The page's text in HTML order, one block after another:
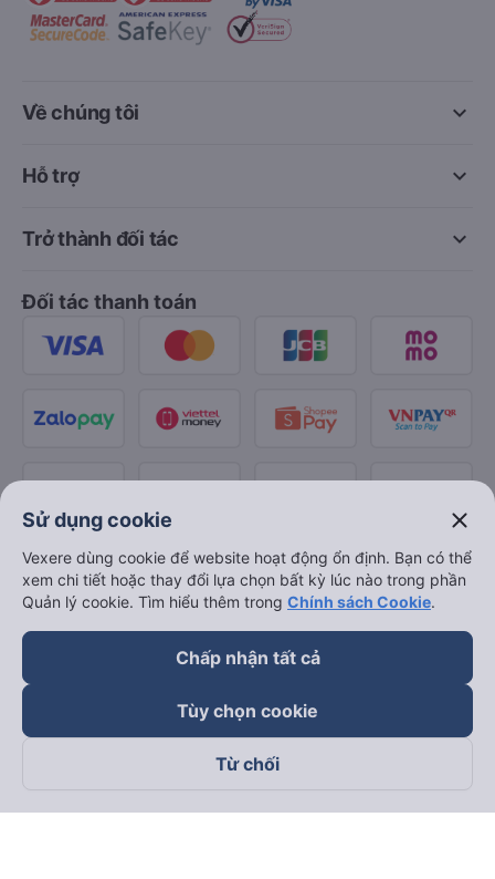
keyboard_arrow_down
Về chúng tôi
keyboard_arrow_down
Hỗ trợ
keyboard_arrow_down
Trở thành đối tác
Đối tác thanh toán
Theo dõi chúng tôi trên
Sử dụng cookie close
Vexere dùng cookie để website hoạt động ổn định. Bạn có thể
xem chi tiết hoặc thay đổi lựa chọn bất kỳ lúc nào trong phần
Quản lý cookie. Tìm hiểu thêm trong Chính sách Cookie.
Chấp nhận tất cả
Tùy chọn cookie
Từ chối